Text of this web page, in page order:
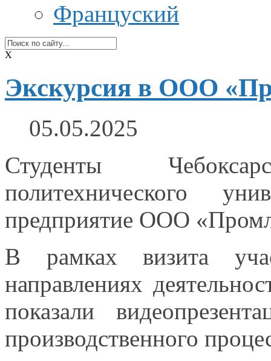
Француский
X
Экскурсия в ООО
05.05.2025
Студенты
политехнического
предприятие ООО
В рамках визита
направлениях
показали
производственного